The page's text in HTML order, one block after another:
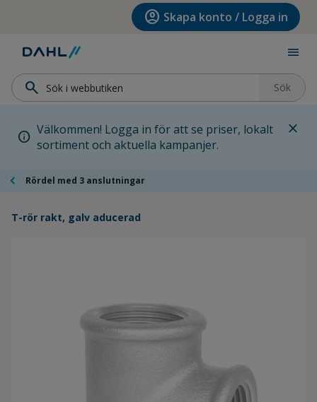
Hoppa till huvudinnehållet account_circle Skapa konto / Logga in
menu
search Sök
info Välkommen! Logga in för att se priser, lokalt
sortiment och aktuella kampanjer.
close
chevron_left Rördel med 3 anslutningar
T-rör rakt, galv aducerad